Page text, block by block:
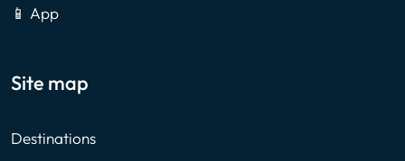
📱 App
Site map
Destinations